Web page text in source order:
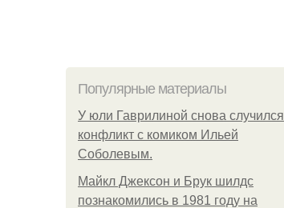
Популярные материалы
У юли Гаврилиной снова случился
конфликт с комиком Ильей
Соболевым.
Майкл Джексон и Брук шилдс
познакомились в 1981 году на